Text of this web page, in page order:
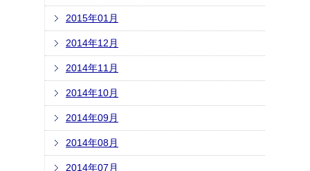
2015年01月
2014年12月
2014年11月
2014年10月
2014年09月
2014年08月
2014年07月